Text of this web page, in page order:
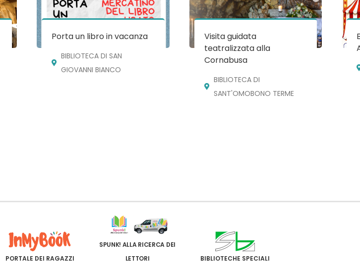
Porta un libro in vacanza
BIBLIOTECA DI SAN
GIOVANNI BIANCO
Visita guidata
teatralizzata alla
Cornabusa
BIBLIOTECA DI
SANT'OMOBONO TERME
PORTALE DEI RAGAZZI
SPUNK! ALLA RICERCA DEI
LETTORI
BIBLIOTECHE SPECIALI